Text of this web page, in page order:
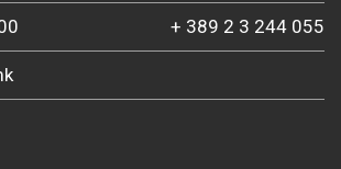
+ 389 2 3 244 055